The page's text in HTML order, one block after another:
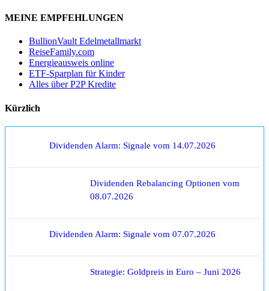
MEINE EMPFEHLUNGEN
BullionVault Edelmetallmarkt
ReiseFamily.com
Energieausweis online
ETF-Sparplan für Kinder
Alles über P2P Kredite
Kürzlich
Dividenden Alarm: Signale vom 14.07.2026
Dividenden Rebalancing Optionen vom
08.07.2026
Dividenden Alarm: Signale vom 07.07.2026
Strategie: Goldpreis in Euro – Juni 2026